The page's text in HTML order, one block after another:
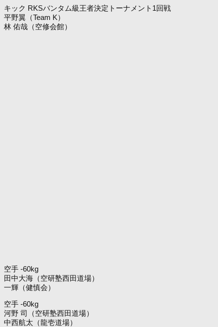
キック RKSバンタム級王者決定トーナメント1回戦
平野翼（Team K）
林 佑哉（空修会館）
空手 -60kg
田中大海（空研塾西田道場）
一輝（健慎会）
空手 -60kg
河野 司（空研塾西田道場）
中西航太（龍壱道場）